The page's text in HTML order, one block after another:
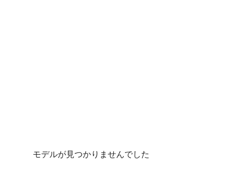
モデルが見つかりませんでした